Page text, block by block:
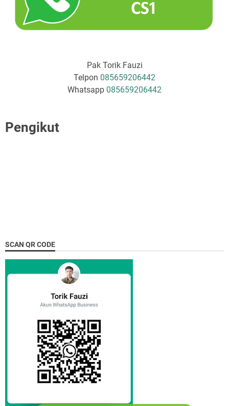
Pak Torik Fauzi
Telpon 085659206442
Whatsapp 085659206442
Pengikut
SCAN QR CODE